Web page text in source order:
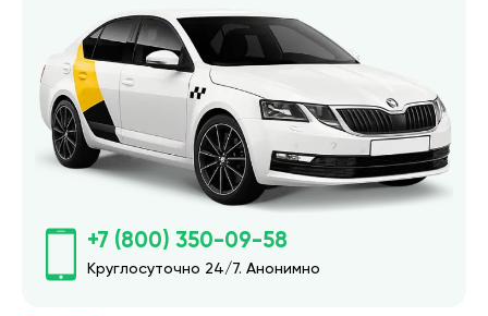
+7 (800) 350-09-58
Круглосуточно 24/7. Анонимно